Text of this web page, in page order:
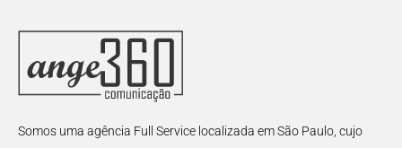
Somos uma agência Full Service localizada em São Paulo, cujo